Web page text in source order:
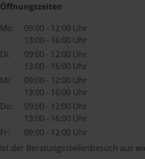
Öffnungszeiten
Mo:
09:00 - 12:00 Uhr
13:00 - 16:00 Uhr
Di:
09:00 - 12:00 Uhr
13:00 - 16:00 Uhr
Mi:
09:00 - 12:00 Uhr
13:00 - 16:00 Uhr
Do:
09:00 - 12:00 Uhr
13:00 - 16:00 Uhr
Fr:
09:00 - 12:00 Uhr
Ist der Beratungsstellenbesuch aus